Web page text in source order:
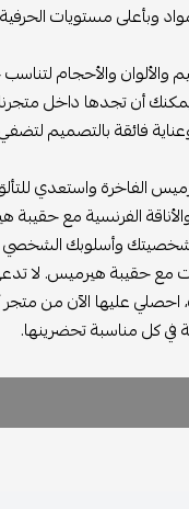
وبأعلى مستويات
والألوان والأحجام
أن تجدها داخل
فائقة بالتصميم
الفاخرة واستعدي
الفرنسية مع
وأسلوبك الشخصي
مع حقيبة هيرميس. لا
عليها الآن من
في كل مناسبة تحضرينها.